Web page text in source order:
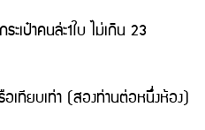
เป๋าคนล่ะ1ใบ ไม่เกิน 23
เทียบเท่า (สองท่านต่อหนึ่งห้อง)